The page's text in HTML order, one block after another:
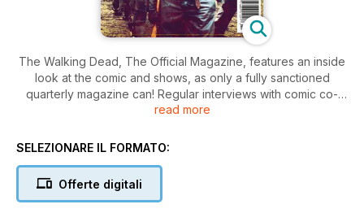
The Walking Dead, The Official Magazine, features an inside
look at the comic and shows, as only a fully sanctioned
quarterly magazine can! Regular interviews with comic co-
creator and executive producer, Robert Kirkman; in depth
and AMC’s Fear The Walking Dead; incredible behind-the-
read more
SELEZIONARE IL FORMATO:
Offerte digitali